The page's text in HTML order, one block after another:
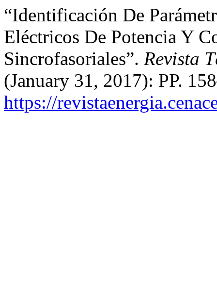
“Identificación De
Eléctricos De Potencia Y
Sincrofasoriales”. Revista
(January 31, 2017): PP.
https://